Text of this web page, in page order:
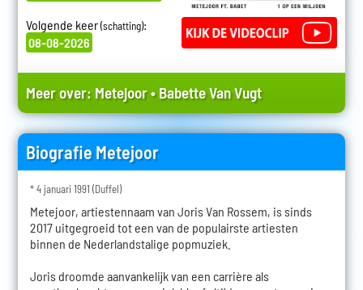
Volgende keer(schatting):
08-08-2026
Meer over: Metejoor•Babette Van Vugt
Biografie Metejoor
* 4 januari 1991 (Duffel)
Metejoor, artiestennaam van Joris Van Rossem, is sinds
2017 uitgegroeid tot een van de populairste artiesten
binnen de Nederlandstalige popmuziek.
Joris droomde aanvankelijk van een carrière als